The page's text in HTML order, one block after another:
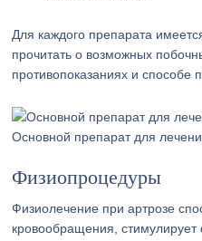
Для каждого препарата
прочитать о возможных
противопоказаниях и способе
Основной препарат для
Физиопроцедуры
Физиолечение при артрозе
кровообращения,